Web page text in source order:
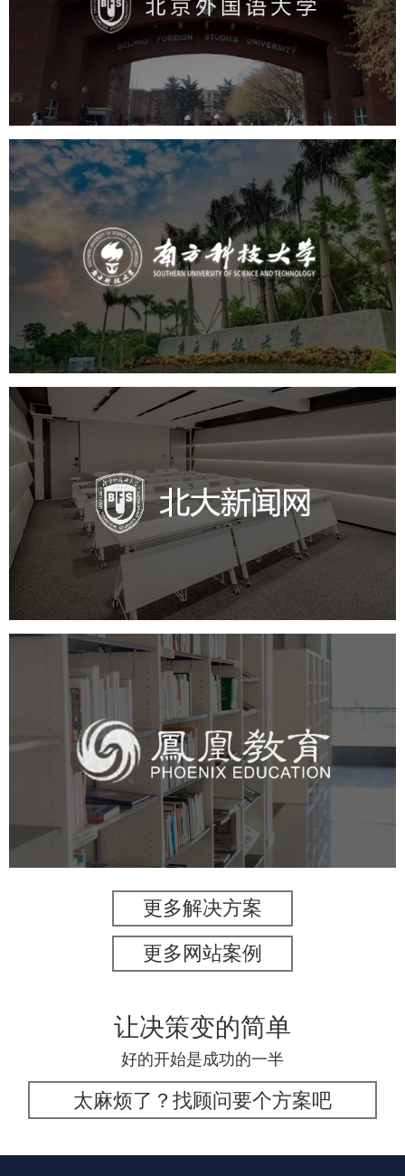
高校 学校网站建设
教育网站建设
大学网站建设
高校网站建设
南方科技大学
高校 大学网站建设
高校网站建设
学校网站建设
教育网站建设
北外新闻网
培训教育 品牌官网 高校
学校网站建设
教育网站建设
凤凰教育
培训教育 高校 教育网站建设
学校网站建设
大学网站建设
高校网站建设
更多解决方案
更多网站案例
让决策变的简单
好的开始是成功的一半
太麻烦了？找顾问要个方案吧